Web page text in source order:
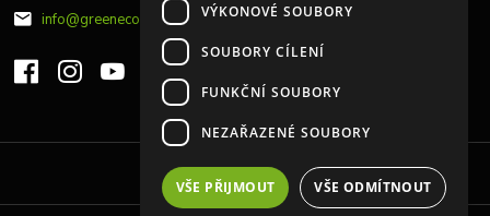
info@greeneco.cz
Upravit sběr cookies.
VÝKONOVÉ SOUBORY
SOUBORY CÍLENÍ
FUNKČNÍ SOUBORY
NEZAŘAZENÉ SOUBORY
VŠE PŘIJMOUT VŠE ODMÍTNOUT